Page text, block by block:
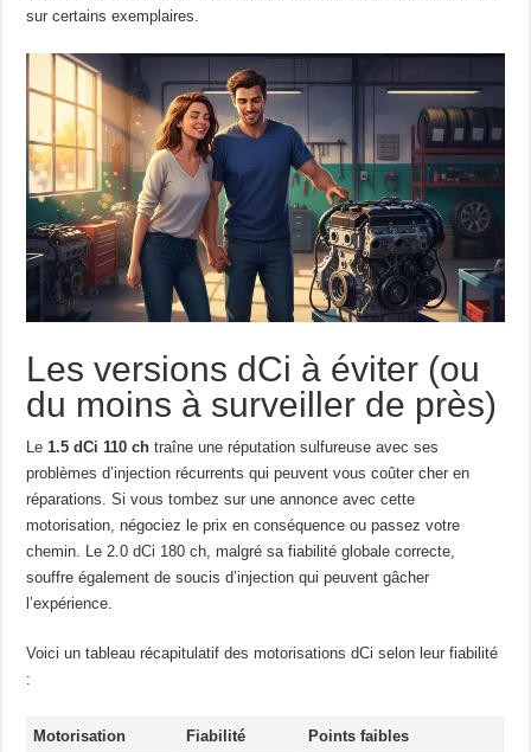
sur certains exemplaires.
Les versions dCi à éviter (ou
du moins à surveiller de près)
Le 1.5 dCi 110 ch traîne une réputation sulfureuse avec ses
problèmes d’injection récurrents qui peuvent vous coûter cher en
réparations. Si vous tombez sur une annonce avec cette
motorisation, négociez le prix en conséquence ou passez votre
chemin. Le 2.0 dCi 180 ch, malgré sa fiabilité globale correcte,
souffre également de soucis d’injection qui peuvent gâcher
l’expérience.
Voici un tableau récapitulatif des motorisations dCi selon leur fiabilité
:
Motorisation Fiabilité Points faibles